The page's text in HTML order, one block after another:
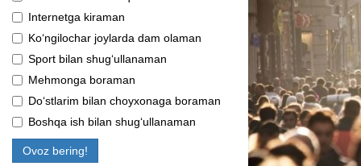
Internetga kiraman
Ko‘ngilochar joylarda dam olaman
Sport bilan shug‘ullanaman
Mehmonga boraman
Do‘stlarim bilan choyxonaga boraman
Boshqa ish bilan shug‘ullanaman
Ovoz bering!